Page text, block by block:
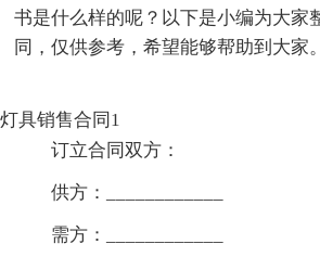
书是什么样的呢？以下是小编为大家
同，仅供参考，希望能够帮助到大家。
灯具销售合同1
订立合同双方：
供方：____________
需方：____________